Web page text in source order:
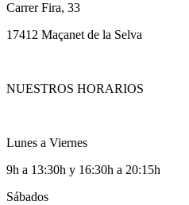
Carrer Fira, 33
17412 Maçanet de la Selva
NUESTROS HORARIOS
Lunes a Viernes
9h a 13:30h y 16:30h a 20:15h
Sábados